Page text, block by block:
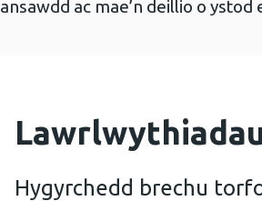
ansawdd ac mae’n deillio o
Hygyrchedd brechu